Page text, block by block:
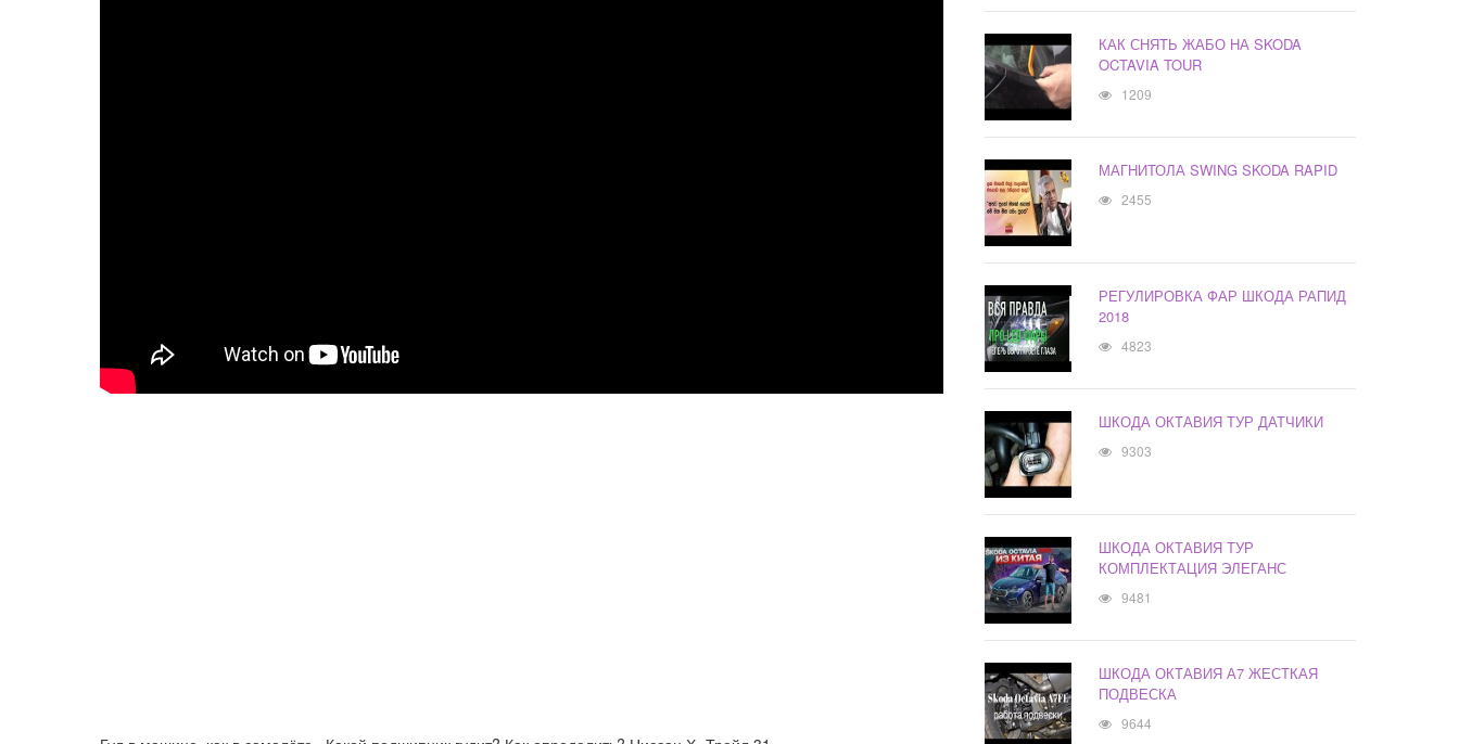
КАК СНЯТЬ ЖАБО НА SKODA
OCTAVIA TOUR
1209
МАГНИТОЛА SWING SKODA RAPID
2455
РЕГУЛИРОВКА ФАР ШКОДА РАПИД
2018
4823
ШКОДА ОКТАВИЯ ТУР ДАТЧИКИ
9303
ШКОДА ОКТАВИЯ ТУР
КОМПЛЕКТАЦИЯ ЭЛЕГАНС
9481
ШКОДА ОКТАВИЯ А7 ЖЕСТКАЯ
ПОДВЕСКА
9644